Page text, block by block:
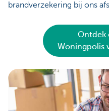
brandverzekering bij ons
Ontdek
Woningpolis